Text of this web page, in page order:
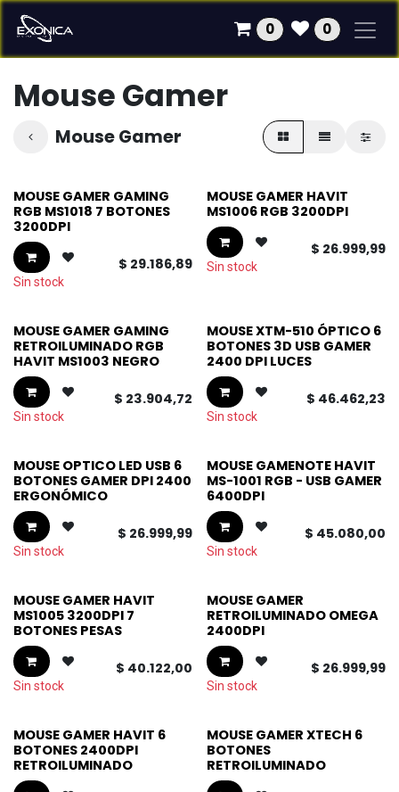
Ir al contenido
0 0
Mouse Gamer
Mouse Gamer
MOUSE GAMER GAMING
RGB MS1018 7 BOTONES
3200DPI
$ 29.186,89
Sin stock
MOUSE GAMER HAVIT
MS1006 RGB 3200DPI
$ 26.999,99
Sin stock
MOUSE GAMER GAMING
RETROILUMINADO RGB
HAVIT MS1003 NEGRO
$ 23.904,72
Sin stock
MOUSE XTM-510 ÓPTICO 6
BOTONES 3D USB GAMER
2400 DPI LUCES
$ 46.462,23
Sin stock
MOUSE OPTICO LED USB 6
BOTONES GAMER DPI 2400
ERGONÓMICO
$ 26.999,99
Sin stock
MOUSE GAMENOTE HAVIT
MS-1001 RGB - USB GAMER
6400DPI
$ 45.080,00
Sin stock
MOUSE GAMER HAVIT
MS1005 3200DPI 7
BOTONES PESAS
$ 40.122,00
Sin stock
MOUSE GAMER
RETROILUMINADO OMEGA
2400DPI
$ 26.999,99
Sin stock
MOUSE GAMER HAVIT 6
BOTONES 2400DPI
RETROILUMINADO
MOUSE GAMER XTECH 6
BOTONES
RETROILUMINADO